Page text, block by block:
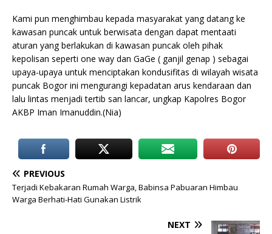
Kami pun menghimbau kepada masyarakat yang datang ke
kawasan puncak untuk berwisata dengan dapat mentaati
aturan yang berlakukan di kawasan puncak oleh pihak
kepolisan seperti one way dan GaGe ( ganjil genap ) sebagai
upaya-upaya untuk menciptakan kondusifitas di wilayah wisata
puncak Bogor ini mengurangi kepadatan arus kendaraan dan
lalu lintas menjadi tertib san lancar, ungkap Kapolres Bogor
AKBP Iman Imanuddin.(Nia)
PREVIOUS
Terjadi Kebakaran Rumah Warga, Babinsa Pabuaran Himbau
Warga Berhati-Hati Gunakan Listrik
NEXT